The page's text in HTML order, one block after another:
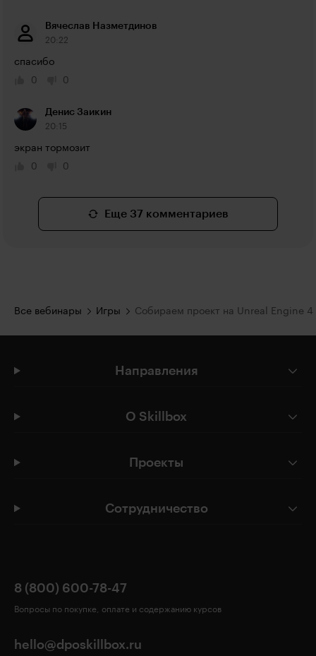
Вячеслав Назметдинов
20:22
спасибо
0
0
Денис Заикин
20:15
экран тормозит
0
0
Еще 37 комментариев
Все вебинары Игры Собираем проект на Unreal Engine 4
Направления
О Skillbox
Проекты
Сотрудничество
8 (800) 600-78-47
Вопросы по покупке, оплате и содержанию курсов
hello@dposkillbox.ru